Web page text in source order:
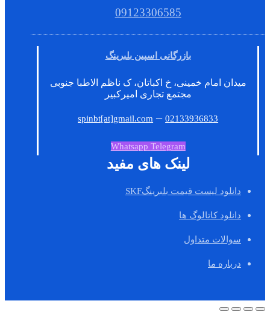
09123306585
بازرگانی اسپین بلبرینگ
میدان امام خمینی، خ اکباتان، ک ناظم الاطبا جنوبی
مجتمع تجاری امیرکبیر
spinbt[at]gmail.com –02133936833
Whatsapp Telegram
لینک های مفید
دانلود لیست قیمت بلبرینگSKF
دانلود کاتالوگ ها
سوالات متداول
درباره ما